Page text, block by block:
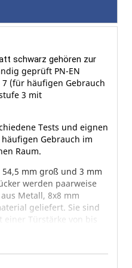
schwarz gehören zur
geprüft PN-EN
(für häufigen Gebrauch
3 mit
Tests und eignen
Gebrauch im
Raum.
mm groß und 3 mm
werden paarweise
Metall, 8x8 mm
geliefert. Sie sind
Türstärke von bis